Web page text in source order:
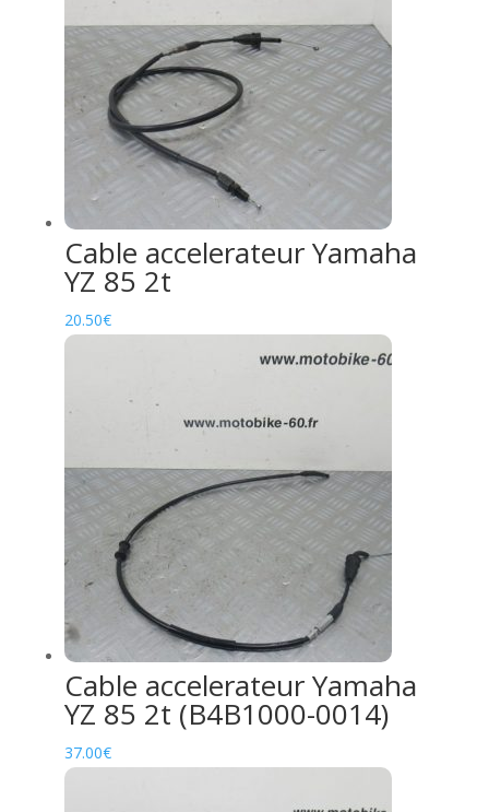
Cable accelerateur Yamaha
YZ 85 2t
20.50€
Cable accelerateur Yamaha
YZ 85 2t (B4B1000-0014)
37.00€